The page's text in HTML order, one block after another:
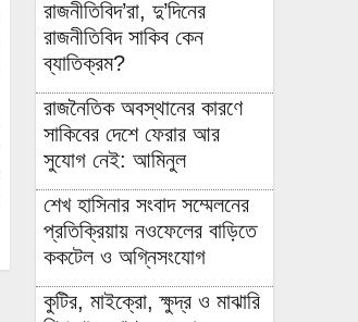
রাজনীতিবিদ’রা, দু’দিনের
রাজনীতিবিদ সাকিব কেন
ব্যাতিক্রম?
রাজনৈতিক অবস্থানের কারণে
সাকিবের দেশে ফেরার আর
সুযোগ নেই: আমিনুল
শেখ হাসিনার সংবাদ সম্মেলনের
প্রতিক্রিয়ায় নওফেলের বাড়িতে
ককটেল ও অগ্নিসংযোগ
কুটির, মাইক্রো, ক্ষুদ্র ও মাঝারি